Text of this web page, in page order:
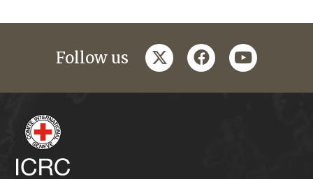
Follow us twitterfacebookyoutube